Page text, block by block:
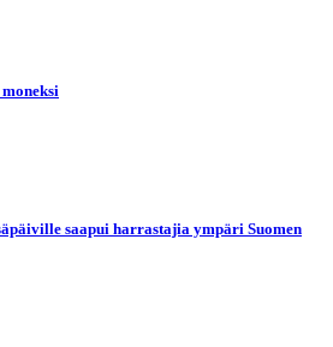
saapui harrastajia ympäri Suomen